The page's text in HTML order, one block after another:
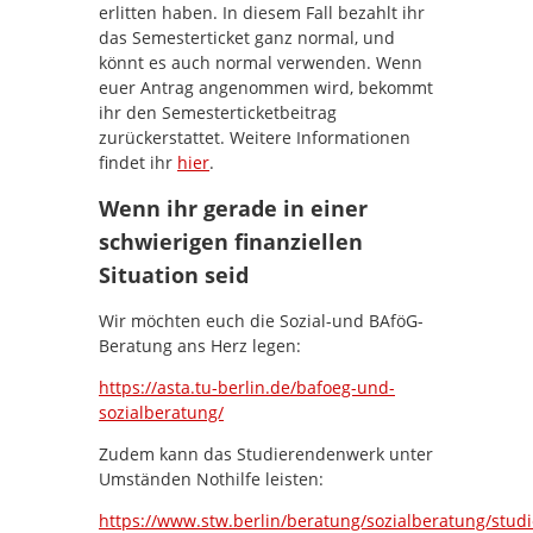
erlitten haben. In diesem Fall bezahlt ihr
das Semesterticket ganz normal, und
könnt es auch normal verwenden. Wenn
euer Antrag angenommen wird, bekommt
ihr den Semesterticketbeitrag
zurückerstattet. Weitere Informationen
findet ihr hier.
Wenn ihr gerade in einer
schwierigen finanziellen
Situation seid
Wir möchten euch die Sozial-und BAföG-
Beratung ans Herz legen:
https://asta.tu-berlin.de/bafoeg-und-
sozialberatung/
Zudem kann das Studierendenwerk unter
Umständen Nothilfe leisten:
https://www.stw.berlin/beratung/sozialberatung/